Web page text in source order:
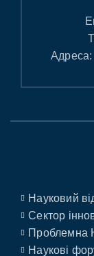
Адреса:
Науковий
Сектор
Проблемна
Наукові